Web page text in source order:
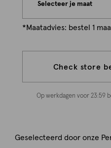
Selecteer je maat
*Maatadvies: bestel 1
Check store
Op werkdagen voor 23:59
Geselecteerd door onze